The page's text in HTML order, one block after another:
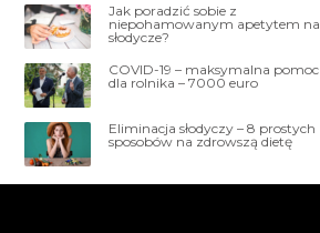
Jak poradzić sobie z
niepohamowanym apetytem na
słodycze?
COVID-19 – maksymalna pomoc
dla rolnika – 7000 euro
Eliminacja słodyczy – 8 prostych
sposobów na zdrowszą dietę